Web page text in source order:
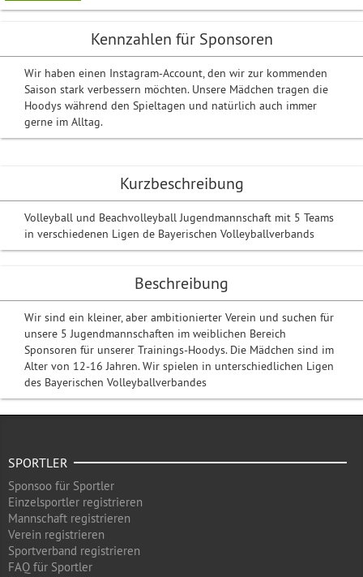
Kurzbeschreibung
Volleyball und Beachvolleyball Jugendmannschaft mit 5 Teams
in verschiedenen Ligen de Bayerischen Volleyballverbands
Beschreibung
Wir sind ein kleiner, aber ambitionierter Verein und suchen für
unsere 5 Jugendmannschaften im weiblichen Bereich
Sponsoren für unserer Trainings-Hoodys. Die Mädchen sind im
Alter von 12-16 Jahren. Wir spielen in unterschiedlichen Ligen
des Bayerischen Volleyballverbandes
Kennzahlen für Sponsoren
Wir haben einen Instagram-Account, den wir zur kommenden
Saison stark verbessern möchten. Unsere Mädchen tragen die
Hoodys während den Spieltagen und natürlich auch immer
gerne im Alltag.
SPORTLER
Sponsoo für Sportler
Einzelsportler registrieren
Mannschaft registrieren
Verein registrieren
Sportverband registrieren
FAQ für Sportler